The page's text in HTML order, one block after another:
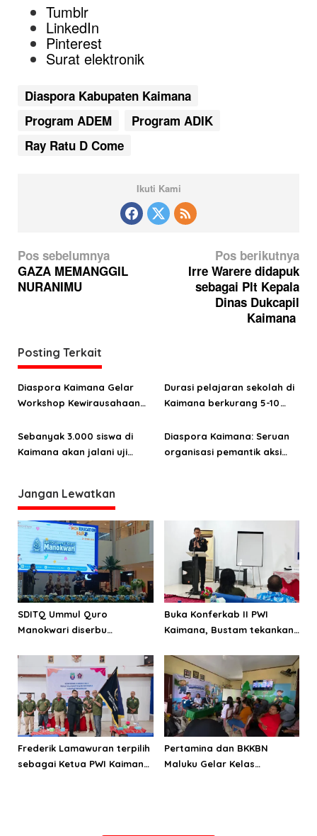
Tumblr
LinkedIn
Pinterest
Surat elektronik
Diaspora Kabupaten Kaimana
Program ADEM
Program ADIK
Ray Ratu D Come
Ikuti Kami
N
a
v
a
s
i
o
s
Pos sebelumnya
GAZA MEMANGGIL
NURANIMU
Pos berikutnya
Irre Warere didapuk
sebagai Plt Kepala
Dinas Dukcapil
Kaimana
Posting Terkait
Diaspora Kaimana Gelar
Workshop Kewirausahaan
Durasi pelajaran sekolah di
Kaimana berkurang 5-10
Ramadan
Sebanyak 3.000 siswa di
Kaimana akan jalani uji
Diaspora Kaimana: Seruan
organisasi pemantik aksi
Jangan Lewatkan
SDITQ Ummul Quro
Manokwari diserbu
MCM
Buka Konferkab II PWI
Kaimana, Bustam tekankan
dan perilaku
Frederik Lamawuran terpilih
sebagai Ketua PWI Kaimana
Pertamina dan BKKBN
Maluku Gelar Kelas